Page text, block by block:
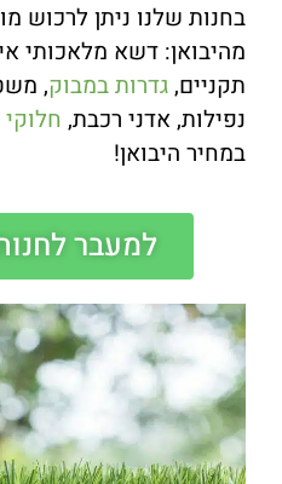
בחנות שלנו ניתן לרכוש
מהיבואן: דשא מלאכותי
תקניים,גדרות במבוק,
נפילות, אדני רכבת,
במחיר היבואן!
למעבר